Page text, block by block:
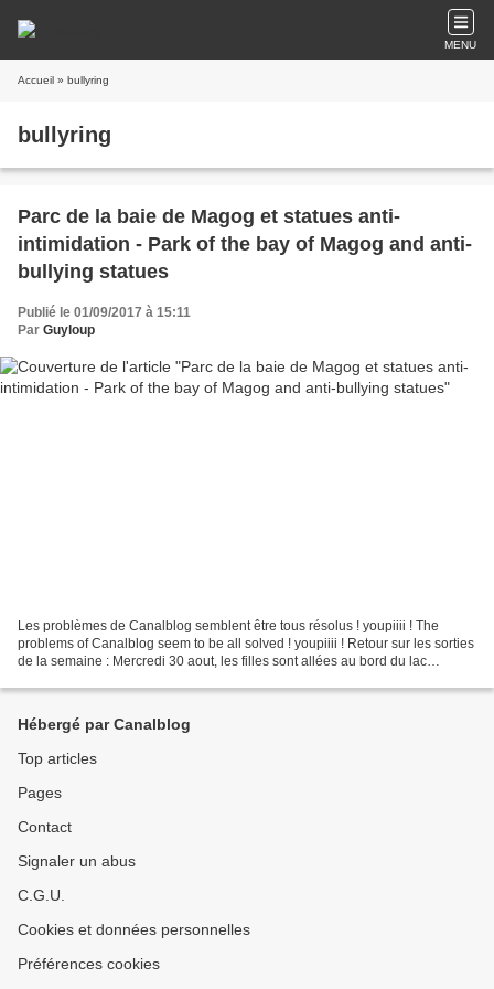
MENU
Accueil » bullyring
bullyring
Parc de la baie de Magog et statues anti-
intimidation - Park of the bay of Magog and anti-
bullying statues
Publié le 01/09/2017 à 15:11
Par Guyloup
Les problèmes de Canalblog semblent être tous résolus ! youpiiii ! The
problems of Canalblog seem to be all solved ! youpiiii ! Retour sur les sorties
de la semaine : Mercredi 30 aout, les filles sont allées au bord du lac
Hébergé par Canalblog
Top articles
Pages
Contact
Signaler un abus
C.G.U.
Cookies et données personnelles
Préférences cookies